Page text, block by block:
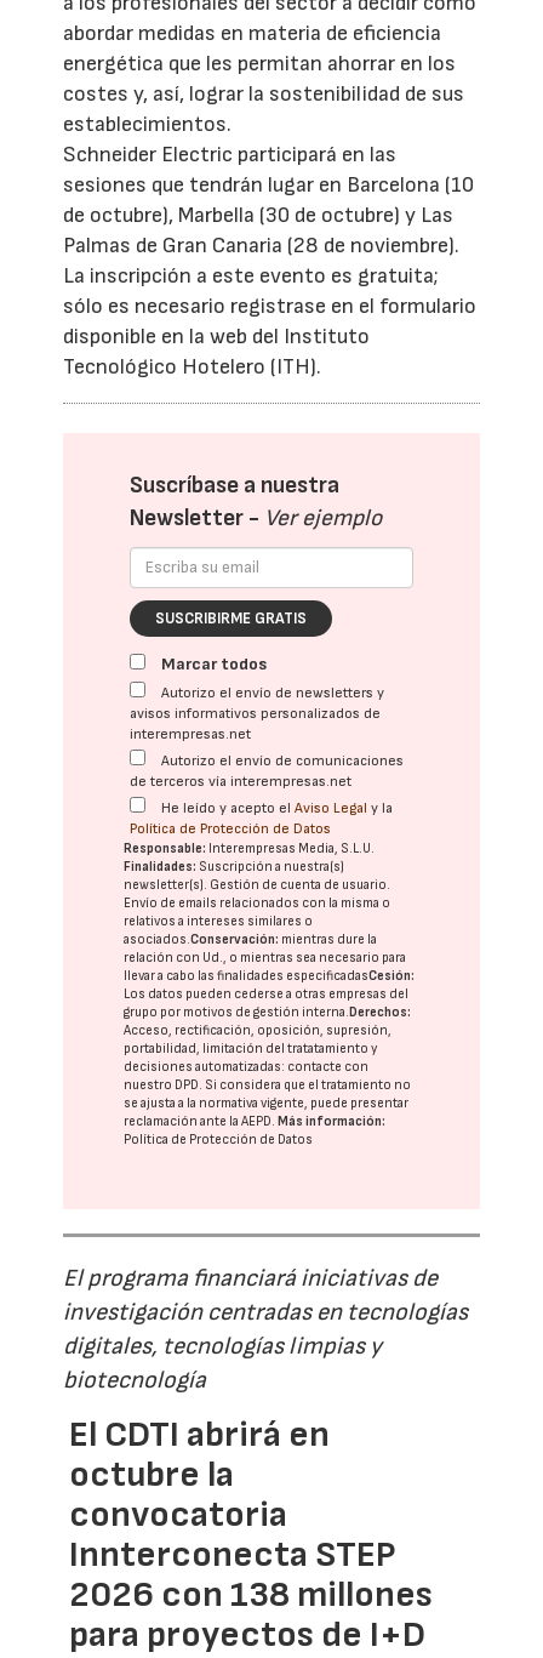
abordar medidas en materia de eficiencia
energética que les permitan ahorrar en los
costes y, así, lograr la sostenibilidad de sus
establecimientos.
Schneider Electric participará en las
sesiones que tendrán lugar en Barcelona (10
de octubre), Marbella (30 de octubre) y Las
Palmas de Gran Canaria (28 de noviembre).
La inscripción a este evento es gratuita;
sólo es necesario registrase en el formulario
disponible en la web del Instituto
Tecnológico Hotelero (ITH).
Suscríbase a nuestra
Newsletter - Ver ejemplo
SUSCRIBIRME GRATIS
Marcar todos
Autorizo el envío de newsletters y
avisos informativos personalizados de
interempresas.net
Autorizo el envío de comunicaciones
de terceros vía interempresas.net
He leído y acepto elAviso Legal y la
Política de Protección de Datos
Responsable: Interempresas Media, S.L.U.
Finalidades: Suscripción a nuestra(s)
newsletter(s). Gestión de cuenta de usuario.
Envío de emails relacionados con la misma o
relativos a intereses similares o
asociados.Conservación: mientras dure la
relación con Ud., o mientras sea necesario para
llevar a cabo las finalidades especificadasCesión:
Los datos pueden cederse a otras empresas del
grupo por motivos de gestión interna.Derechos:
Acceso, rectificación, oposición, supresión,
portabilidad, limitación del tratatamiento y
decisiones automatizadas: contacte con
nuestro DPD. Si considera que el tratamiento no
se ajusta a la normativa vigente, puede presentar
reclamación ante laAEPD.Más información:
Política de Protección de Datos
El programa financiará iniciativas de
investigación centradas en tecnologías
digitales, tecnologías limpias y
biotecnología
El CDTI abrirá en
octubre la
convocatoria
Innterconecta STEP
2026 con 138 millones
para proyectos de I+D